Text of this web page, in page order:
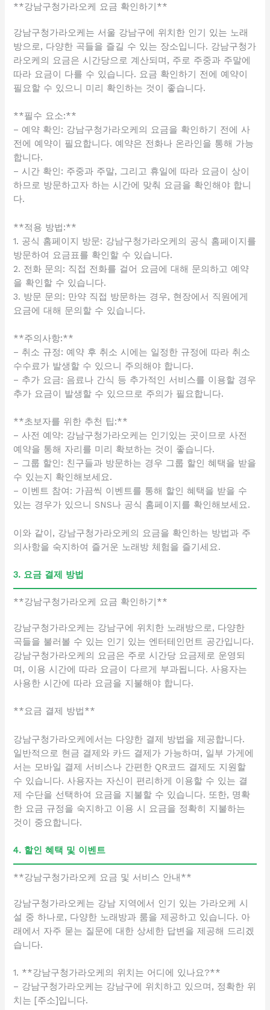
**강남구청가라오케 요금 확인하기**
강남구청가라오케는 서울 강남구에 위치한 인기 있는 노래
방으로, 다양한 곡들을 즐길 수 있는 장소입니다. 강남구청가
라오케의 요금은 시간당으로 계산되며, 주로 주중과 주말에
따라 요금이 다를 수 있습니다. 요금 확인하기 전에 예약이
필요할 수 있으니 미리 확인하는 것이 좋습니다.
**필수 요소:**
– 예약 확인: 강남구청가라오케의 요금을 확인하기 전에 사
전에 예약이 필요합니다. 예약은 전화나 온라인을 통해 가능
합니다.
– 시간 확인: 주중과 주말, 그리고 휴일에 따라 요금이 상이
하므로 방문하고자 하는 시간에 맞춰 요금을 확인해야 합니
다.
**적용 방법:**
1. 공식 홈페이지 방문: 강남구청가라오케의 공식 홈페이지를
방문하여 요금표를 확인할 수 있습니다.
2. 전화 문의: 직접 전화를 걸어 요금에 대해 문의하고 예약
을 확인할 수 있습니다.
3. 방문 문의: 만약 직접 방문하는 경우, 현장에서 직원에게
요금에 대해 문의할 수 있습니다.
**주의사항:**
– 취소 규정: 예약 후 취소 시에는 일정한 규정에 따라 취소
수수료가 발생할 수 있으니 주의해야 합니다.
– 추가 요금: 음료나 간식 등 추가적인 서비스를 이용할 경우
추가 요금이 발생할 수 있으므로 주의가 필요합니다.
**초보자를 위한 추천 팁:**
– 사전 예약: 강남구청가라오케는 인기있는 곳이므로 사전
예약을 통해 자리를 미리 확보하는 것이 좋습니다.
– 그룹 할인: 친구들과 방문하는 경우 그룹 할인 혜택을 받을
수 있는지 확인해보세요.
– 이벤트 참여: 가끔씩 이벤트를 통해 할인 혜택을 받을 수
있는 경우가 있으니 SNS나 공식 홈페이지를 확인해보세요.
이와 같이, 강남구청가라오케의 요금을 확인하는 방법과 주
의사항을 숙지하여 즐거운 노래방 체험을 즐기세요.
3. 요금 결제 방법
**강남구청가라오케 요금 확인하기**
강남구청가라오케는 강남구에 위치한 노래방으로, 다양한
곡들을 불러볼 수 있는 인기 있는 엔터테인먼트 공간입니다.
강남구청가라오케의 요금은 주로 시간당 요금제로 운영되
며, 이용 시간에 따라 요금이 다르게 부과됩니다. 사용자는
사용한 시간에 따라 요금을 지불해야 합니다.
**요금 결제 방법**
강남구청가라오케에서는 다양한 결제 방법을 제공합니다.
일반적으로 현금 결제와 카드 결제가 가능하며, 일부 가게에
서는 모바일 결제 서비스나 간편한 QR코드 결제도 지원할
수 있습니다. 사용자는 자신이 편리하게 이용할 수 있는 결
제 수단을 선택하여 요금을 지불할 수 있습니다. 또한, 명확
한 요금 규정을 숙지하고 이용 시 요금을 정확히 지불하는
것이 중요합니다.
4. 할인 혜택 및 이벤트
**강남구청가라오케 요금 및 서비스 안내**
강남구청가라오케는 강남 지역에서 인기 있는 가라오케 시
설 중 하나로, 다양한 노래방과 룸을 제공하고 있습니다. 아
래에서 자주 묻는 질문에 대한 상세한 답변을 제공해 드리겠
습니다.
1. **강남구청가라오케의 위치는 어디에 있나요?**
– 강남구청가라오케는 강남구에 위치하고 있으며, 정확한 위
치는 [주소]입니다.